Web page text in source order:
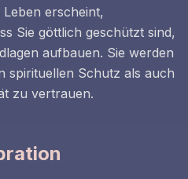
erscheint,
Sie göttlich geschützt sind,
aufbauen. Sie werden
spirituellen Schutz als auch
zu vertrauen.